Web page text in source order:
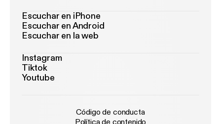
Escuchar en iPhone
Escuchar en Android
Escuchar en la web
Instagram
Tiktok
Youtube
Código de conducta
Política de contenido